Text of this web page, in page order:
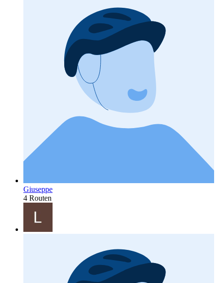
Giuseppe
4 Routen